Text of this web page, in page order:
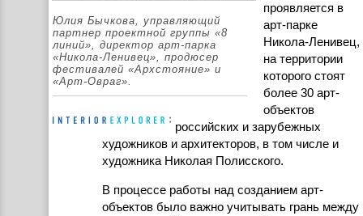
Юлия Бычкова, управляющий
партнер проектной группы «8
линий», директор арт-парка
«Никола-Ленивец», продюсер
фестивалей «Архстояние» и
«Арт-Овраг».
проявляется в
арт-парке
Никола-Ленивец,
на территории
которого стоят
более 30 арт-
объектов
российских и зарубежных
художников и архитекторов, в том числе и
художника Николая Полисского.
В процессе работы над созданием арт-
объектов было важно учитывать грань между